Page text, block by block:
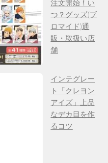
注文開始！い
つ？グッズ(ブ
ロマイド)通
販・取扱い店
舗
インテグレー
ト「クレヨン
アイズ」上品
なデカ目を作
るコツ